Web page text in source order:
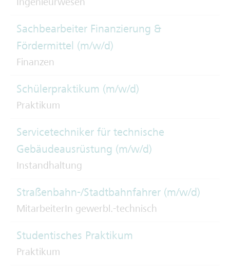
Sachbearbeiter Finanzierung &
Fördermittel (m/w/d)
Finanzen
Schülerpraktikum (m/w/d)
Praktikum
Servicetechniker für technische
Gebäudeausrüstung (m/w/d)
Instandhaltung
Straßenbahn-/Stadtbahnfahrer (m/w/d)
MitarbeiterIn gewerbl.-technisch
Studentisches Praktikum
Praktikum